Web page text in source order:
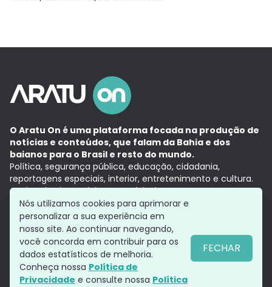
O Aratu On é uma plataforma focada na produção de
notícias e conteúdos, que falam da Bahia e dos
baianos para o Brasil e resto do mundo.
Política, segurança pública, educação, cidadania,
reportagens especiais, interior, entretenimento e cultura.
Aqui, tudo vira notícia e a notícia é no tempo presente,
com a credibilidade do Grupo Aratu.
Grupo Aratu
Política de privacidade
Siga-nos
Nós utilizamos cookies para aprimorar e
personalizar a sua experiência em
nosso site. Ao continuar navegando,
você concorda em contribuir para os
dados estatísticos de melhoria.
Conheça nossa Política de
Privacidade e consulte nossa Política
FECHAR